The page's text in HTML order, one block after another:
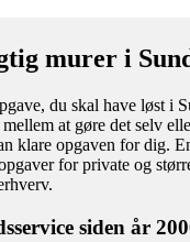
murer i
du skal have løst i
at gøre det selv
klare opgaven for dig.
for private og
siden år